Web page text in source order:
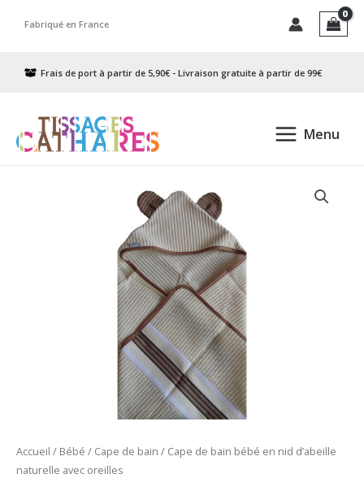
Fabriqué en France
Frais de port à partir de 5,90€ - Livraison gratuite à partir de 99€
Menu
Accueil / Bébé / Cape de bain / Cape de bain bébé en nid d’abeille
naturelle avec oreilles